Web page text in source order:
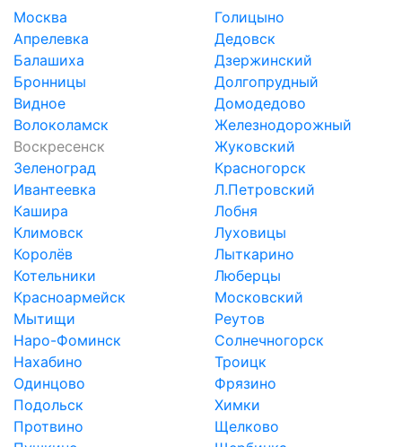
Москва
Апрелевка
Балашиха
Бронницы
Видное
Волоколамск
Воскресенск
Голицыно
Дедовск
Дзержинский
Долгопрудный
Домодедово
Железнодорожный
Жуковский
Зеленоград
Ивантеевка
Кашира
Климовск
Королёв
Котельники
Красноармейск
Красногорск
Л.Петровский
Лобня
Луховицы
Лыткарино
Люберцы
Московский
Мытищи
Наро-Фоминск
Нахабино
Одинцово
Подольск
Протвино
Реутов
Солнечногорск
Троицк
Фрязино
Химки
Щелково